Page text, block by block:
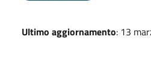
Ultimo aggiornamento: 13